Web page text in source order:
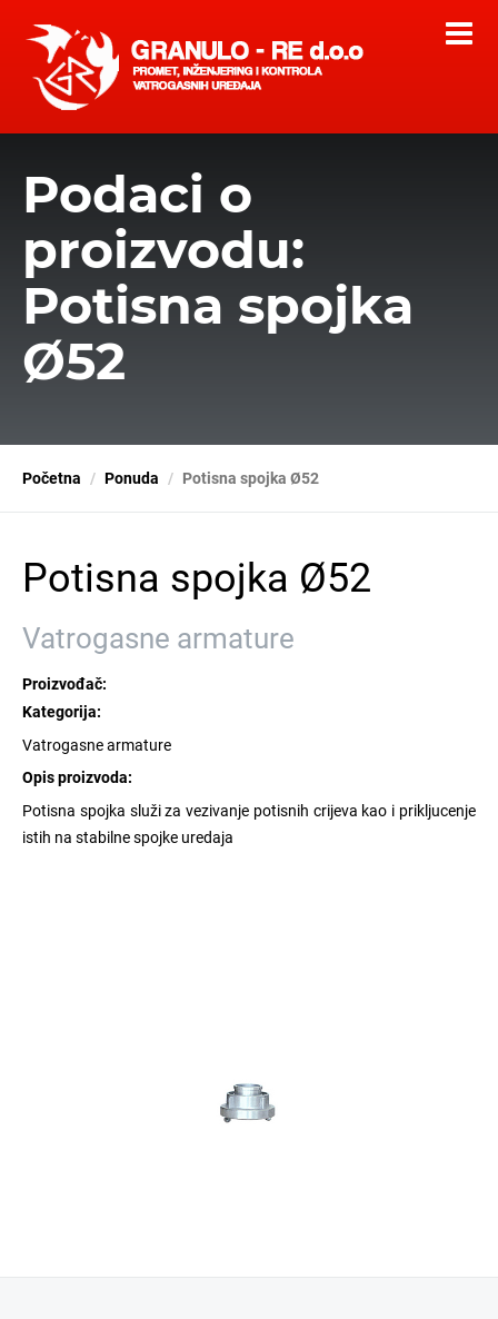
Podaci o
proizvodu:
Potisna spojka
Ø52
Početna Ponuda Potisna spojka Ø52
Potisna spojka Ø52
Vatrogasne armature
Proizvođač:
Kategorija:
Vatrogasne armature
Opis proizvoda:
Potisna spojka služi za vezivanje potisnih crijeva kao i prikljucenje
istih na stabilne spojke uredaja